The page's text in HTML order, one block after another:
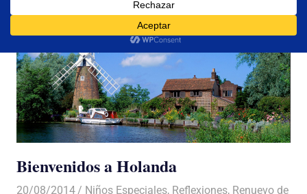
Viajes
Bienvenidos a Holanda
20/08/2014 Luis Castellanos
Niños Especiales, Reflexiones, Renuevo de